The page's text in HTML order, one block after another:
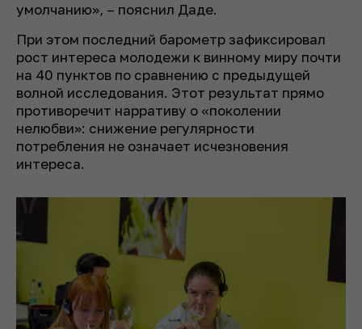
умолчанию», – пояснил Даде.
При этом последний барометр зафиксировал
рост интереса молодежи к винному миру почти
на 40 пунктов по сравнению с предыдущей
волной исследования. Этот результат прямо
противоречит нарративу о «поколении
нелюбви»: снижение регулярности
потребления не означает исчезновения
интереса.